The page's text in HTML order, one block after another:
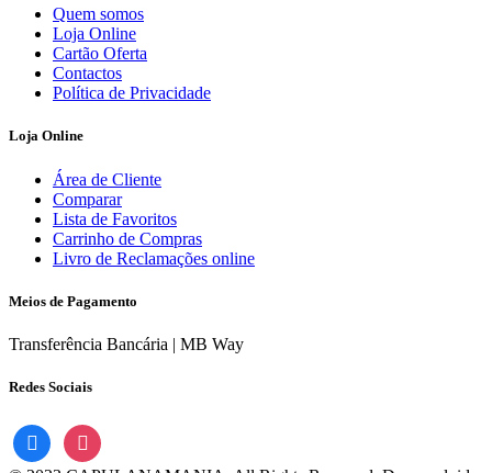
Quem somos
Loja Online
Cartão Oferta
Contactos
Política de Privacidade
Loja Online
Área de Cliente
Comparar
Lista de Favoritos
Carrinho de Compras
Livro de Reclamações online
Meios de Pagamento
Transferência Bancária | MB Way
Redes Sociais
facebookinstagram